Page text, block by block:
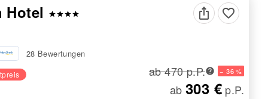
Hotel starstarstarstar favorite_border
28 Bewertungen
ab 470 p.P. − 36 %
ab 303 € p.P.